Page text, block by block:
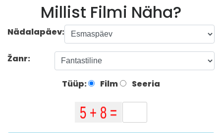
Millist Filmi Näha?
Nädalapäev:
Žanr:
Tüüp: Film Seeria